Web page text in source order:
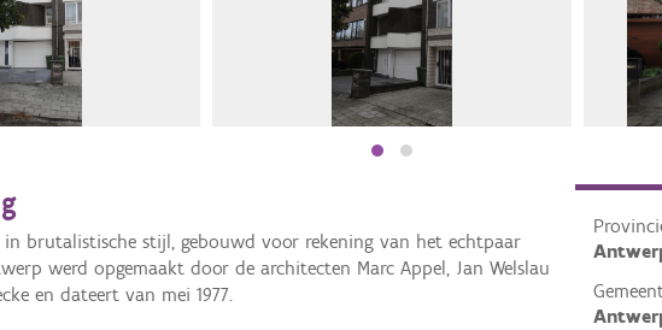
in brutalistische stijl, gebouwd voor rekening van het echtpaar
werd opgemaakt door de architecten Marc Appel, Jan Welslau
en dateert van mei 1977.